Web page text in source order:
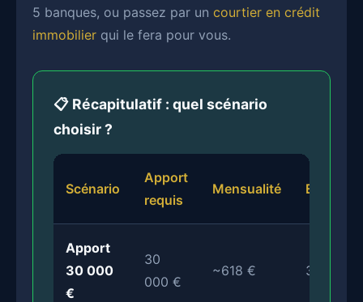
5 banques, ou passez par un courtier en crédit
immobilier qui le fera pour vous.
📋 Récapitulatif : quel scénario
choisir ?
Scénario
Apport
requis
Mensualité
Apport
30 000
€
30
000 €
~618 € 34,3%